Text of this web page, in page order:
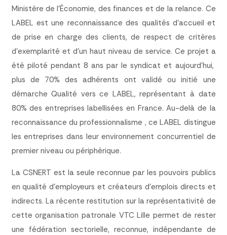
Ministère de l’Économie, des finances et de la relance. Ce
LABEL est une reconnaissance des qualités d’accueil et
de prise en charge des clients, de respect de critères
d’exemplarité et d’un haut niveau de service. Ce projet a
été piloté pendant 8 ans par le syndicat et aujourd’hui,
plus de 70% des adhérents ont validé ou initié une
démarche Qualité vers ce LABEL, représentant à date
80% des entreprises labellisées en France. Au-delà de la
reconnaissance du professionnalisme , ce LABEL distingue
les entreprises dans leur environnement concurrentiel de
premier niveau ou périphérique.
La CSNERT est la seule reconnue par les pouvoirs publics
en qualité d’employeurs et créateurs d’emplois directs et
indirects. La récente restitution sur la représentativité de
cette organisation patronale VTC Lille permet de rester
une fédération sectorielle, reconnue, indépendante de